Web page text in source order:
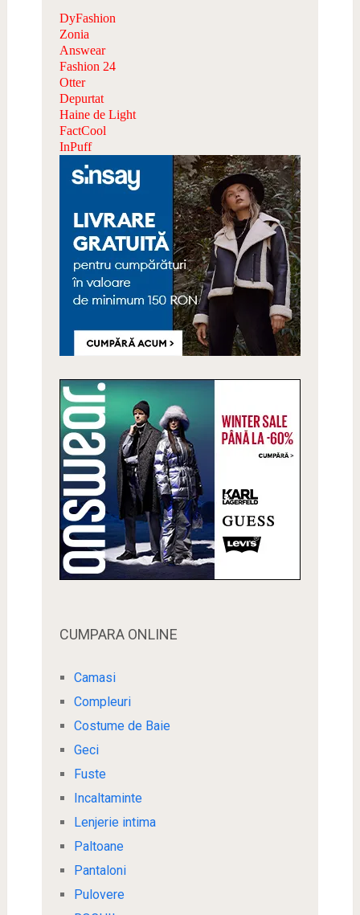
DyFashion
Zonia
Answear
Fashion 24
Otter
Depurtat
Haine de Light
FactCool
InPuff
CUMPARA ONLINE
Camasi
Compleuri
Costume de Baie
Geci
Fuste
Incaltaminte
Lenjerie intima
Paltoane
Pantaloni
Pulovere